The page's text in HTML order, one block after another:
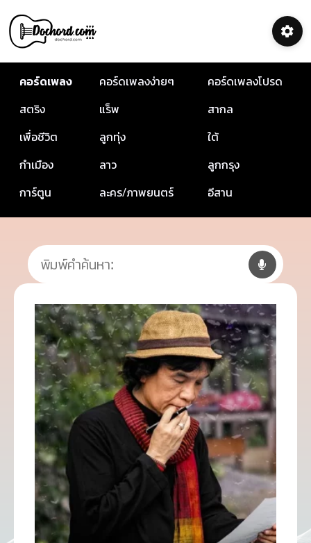
คอร์ดเพลง คอร์ดเพลงง่ายๆ
คอร์ดเพลงโปรด
สตริง
แร็พ
สากล
เพื่อชีวิต
ลูกทุ่ง
ใต้
กำเมือง
ลาว
ลูกกรุง
การ์ตูน
ละคร/ภาพยนตร์ อีสาน